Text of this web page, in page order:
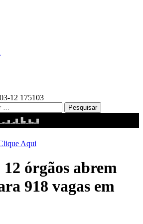
Aqui
órgãos abrem
918 vagas em